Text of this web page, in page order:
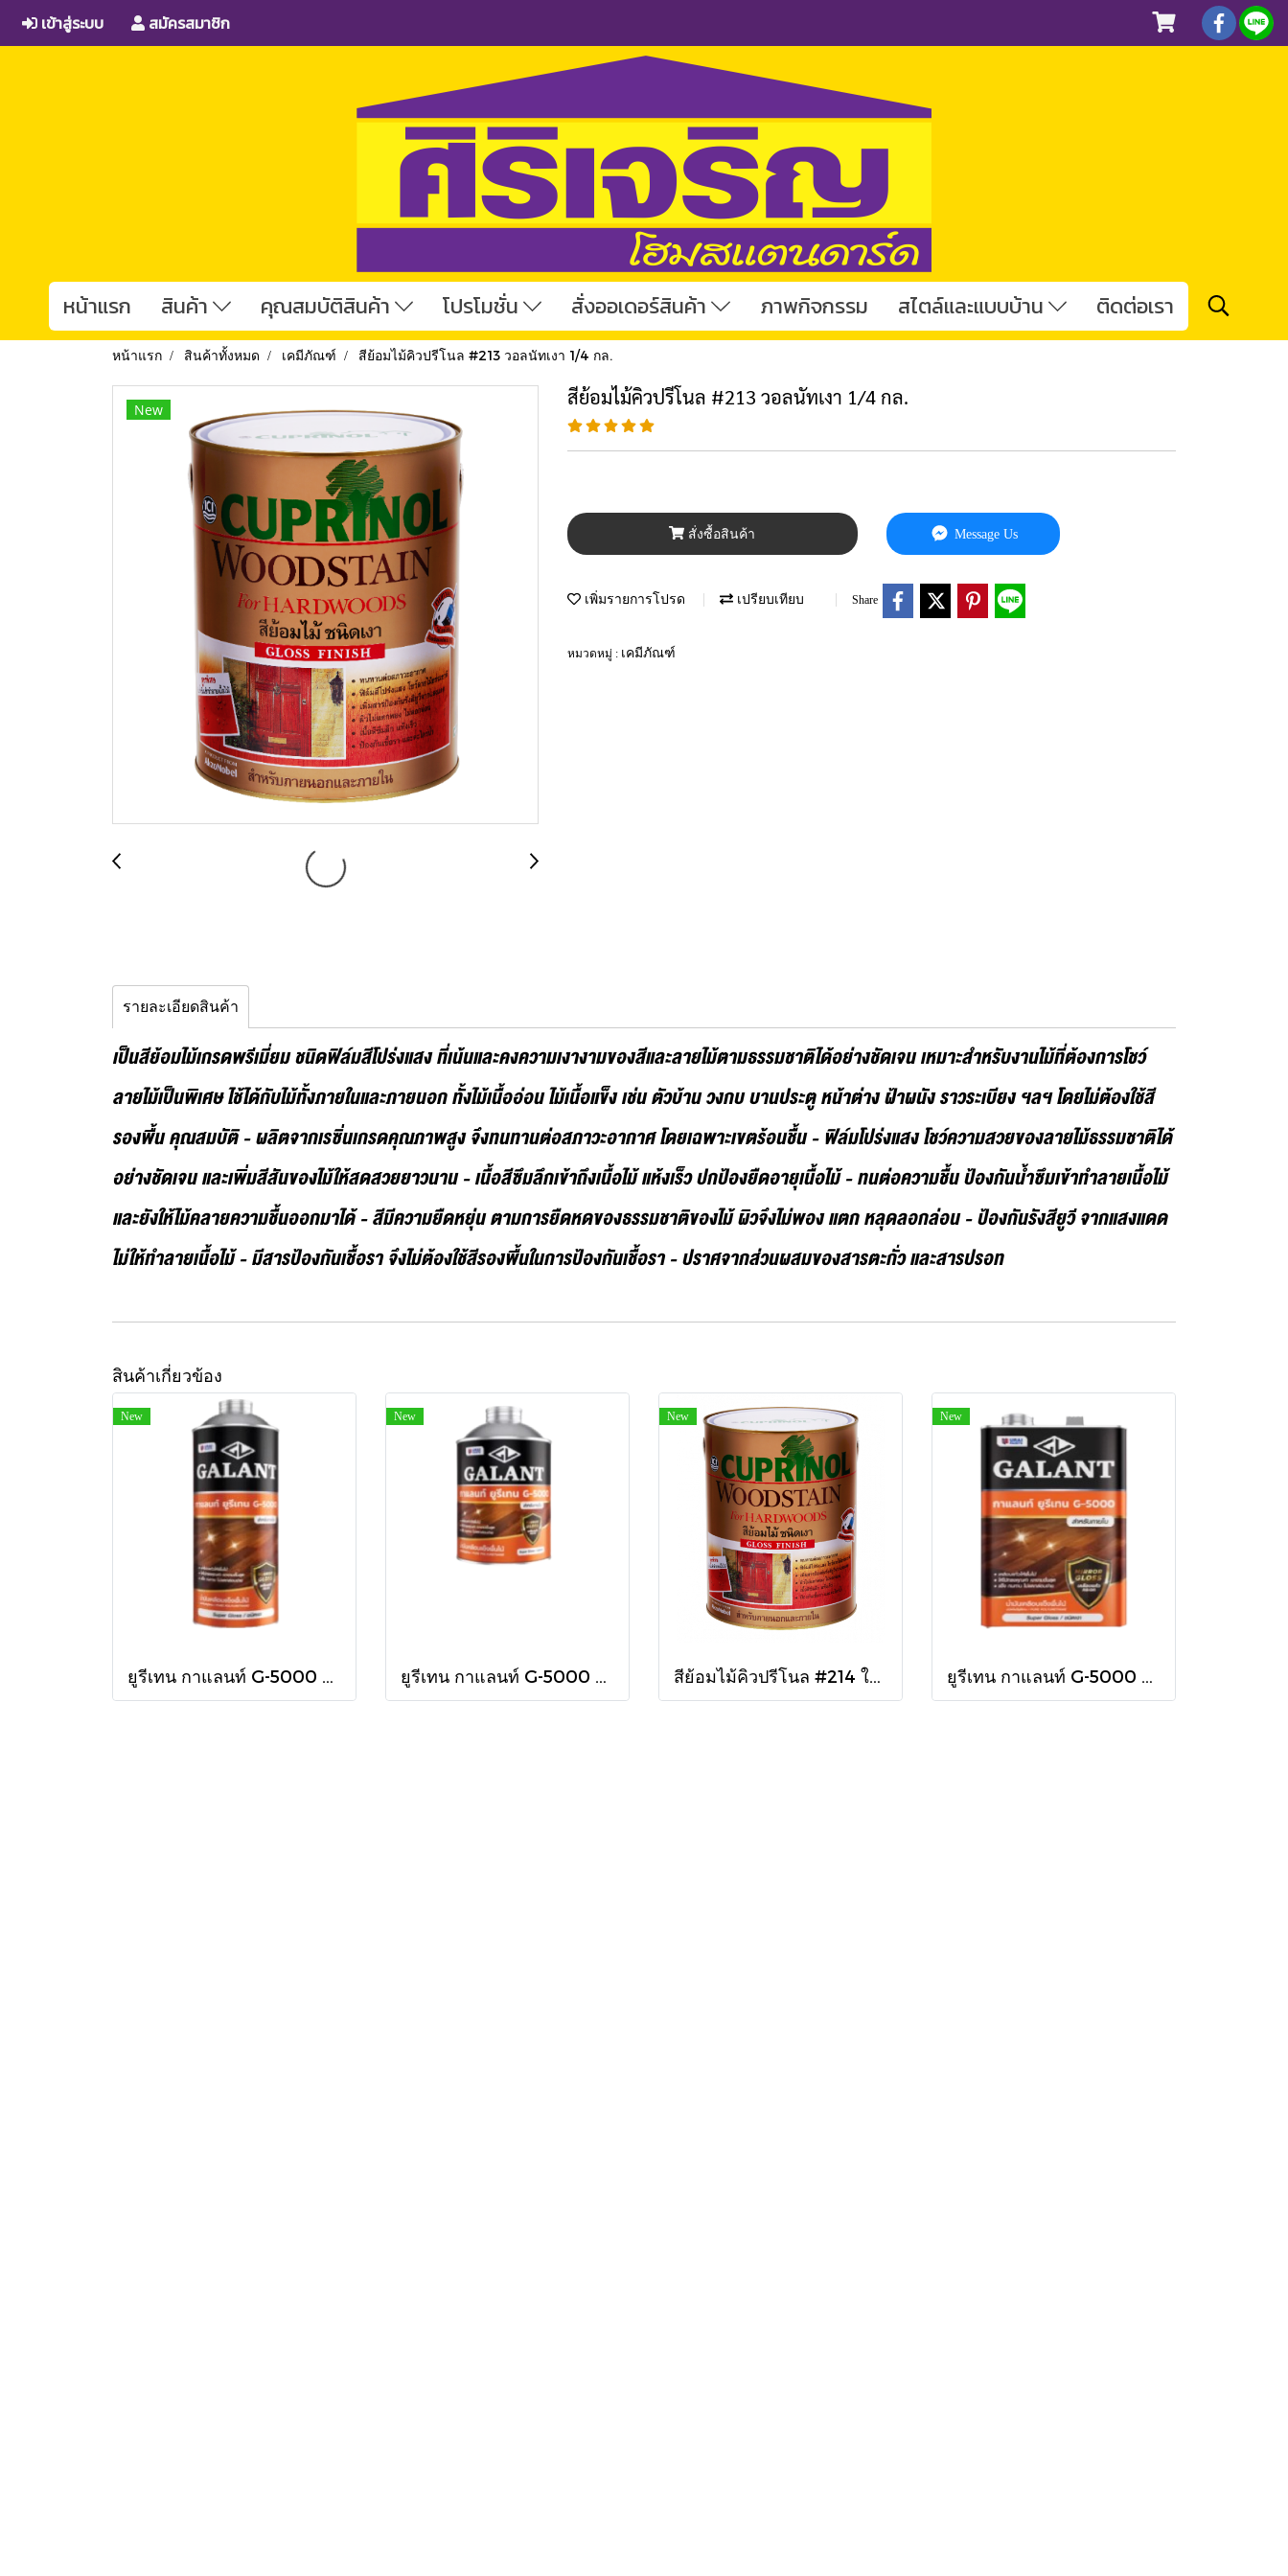
เข้าสู่ระบบ สมัครสมาชิก
หน้าแรก สินค้า คุณสมบัติสินค้า โปรโมชั่น สั่งออเดอร์สินค้า ภาพกิจกรรม สไตล์และแบบบ้าน ติดต่อเรา
หน้าแรก สินค้าทั้งหมด เคมีภัณฑ์ สีย้อมไม้คิวปรีโนล #213 วอลนัทเงา 1/4 กล.
New
สีย้อมไม้คิวปรีโนล #213 วอลนัทเงา 1/4 กล.
สั่งซื้อสินค้า Message Us
เพิ่มรายการโปรด เปรียบเทียบ Share
หมวดหมู่ : เคมีภัณฑ์
รายละเอียดสินค้า
เป็นสีย้อมไม้เกรดพรีเมี่ยม ชนิดฟิล์มสีโปร่งแสง ที่เน้นและคงความเงางามของสีและลายไม้ตามธรรมชาติได้อย่างชัดเจน เหมาะสำหรับงานไม้ที่ต้องการโชว์
ลายไม้เป็นพิเศษ ไช้ได้กับไม้ทั้งภายในและภายนอก ทั้งไม้เนื้ออ่อน ไม้เนื้อแข็ง เช่น ตัวบ้าน วงกบ บานประตู หน้าต่าง ฝ้าผนัง ราวระเบียง ฯลฯ โดยไม่ต้องใช้สี
รองพื้น คุณสมบัติ - ผลิตจากเรซิ่นเกรดคุณภาพสูง จึงทนทานต่อสภาวะอากาศ โดยเฉพาะเขตร้อนชื้น - ฟิล์มโปร่งแสง โชว์ความสวยของลายไม้ธรรมชาติได้
อย่างชัดเจน และเพิ่มสีสันของไม้ให้สดสวยยาวนาน - เนื้อสีซึมลึกเข้าถึงเนื้อไม้ แห้งเร็ว ปกป้องยืดอายุเนื้อไม้ - ทนต่อความชื้น ป้องกันน้ำซึมเข้าทำลายเนื้อไม้
และยังให้ไม้คลายความชื้นออกมาได้ - สีมีความยืดหยุ่น ตามการยืดหดของธรรมชาติของไม้ ผิวจึงไม่พอง แตก หลุดลอกล่อน - ป้องกันรังสียูวี จากแสงแดด
ไม่ให้ทำลายเนื้อไม้ - มีสารป้องกันเชื้อรา จึงไม่ต้องใช้สีรองพื้นในการป้องกันเชื้อรา - ปราศจากส่วนผสมของสารตะกั่ว และสารปรอท
สินค้าเกี่ยวข้อง
New New New New